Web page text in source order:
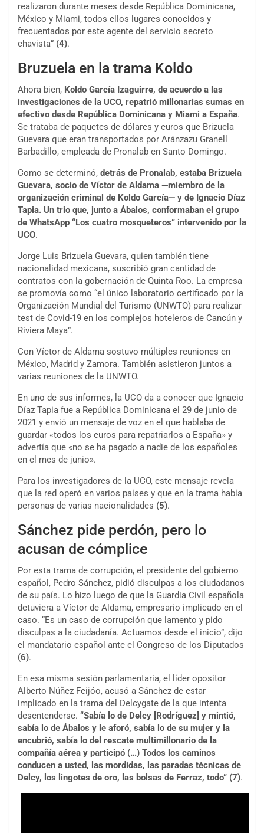
realizaron durante meses desde República Dominicana,
México y Miami, todos ellos lugares conocidos y
frecuentados por este agente del servicio secreto
chavista” (4).
Bruzuela en la trama Koldo
Ahora bien, Koldo García Izaguirre, de acuerdo a las
investigaciones de la UCO, repatrió millonarias sumas en
efectivo desde República Dominicana y Miami a España.
Se trataba de paquetes de dólares y euros que Brizuela
Guevara que eran transportados por Aránzazu Granell
Barbadillo, empleada de Pronalab en Santo Domingo.
Como se determinó, detrás de Pronalab, estaba Brizuela
Guevara, socio de Víctor de Aldama —miembro de la
organización criminal de Koldo García— y de Ignacio Díaz
Tapia. Un trio que, junto a Ábalos, conformaban el grupo
de WhatsApp “Los cuatro mosqueteros” intervenido por la
UCO.
Jorge Luis Brizuela Guevara, quien también tiene
nacionalidad mexicana, suscribió gran cantidad de
contratos con la gobernación de Quinta Roo. La empresa
se promovía como “el único laboratorio certificado por la
Organización Mundial del Turismo (UNWTO) para realizar
test de Covid-19 en los complejos hoteleros de Cancún y
Riviera Maya”.
Con Víctor de Aldama sostuvo múltiples reuniones en
México, Madrid y Zamora. También asistieron juntos a
varias reuniones de la UNWTO.
En uno de sus informes, la UCO da a conocer que Ignacio
Díaz Tapia fue a República Dominicana el 29 de junio de
2021 y envió un mensaje de voz en el que hablaba de
guardar «todos los euros para repatriarlos a España» y
advertía que «no se ha pagado a nadie de los españoles
en el mes de junio».
Para los investigadores de la UCO, este mensaje revela
que la red operó en varios países y que en la trama había
personas de varias nacionalidades (5).
Sánchez pide perdón, pero lo
acusan de cómplice
Por esta trama de corrupción, el presidente del gobierno
español, Pedro Sánchez, pidió disculpas a los ciudadanos
de su país. Lo hizo luego de que la Guardia Civil española
detuviera a Víctor de Aldama, empresario implicado en el
caso. “Es un caso de corrupción que lamento y pido
disculpas a la ciudadanía. Actuamos desde el inicio”, dijo
el mandatario español ante el Congreso de los Diputados
(6).
En esa misma sesión parlamentaria, el líder opositor
Alberto Núñez Feijóo, acusó a Sánchez de estar
implicado en la trama del Delcygate de la que intenta
desentenderse. “Sabía lo de Delcy [Rodríguez] y mintió,
sabía lo de Ábalos y le aforó, sabía lo de su mujer y la
encubrió, sabía lo del rescate multimillonario de la
compañía aérea y participó (…) Todos los caminos
conducen a usted, las mordidas, las paradas técnicas de
Delcy, los lingotes de oro, las bolsas de Ferraz, todo” (7).